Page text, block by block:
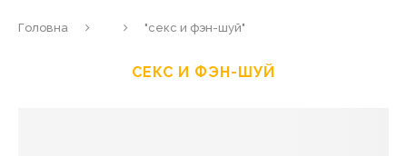
Головна "секс и фэн-шуй"
СЕКС И ФЭН-ШУЙ